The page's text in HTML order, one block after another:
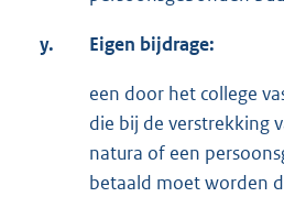
y. Eigen bijdrage:
een door het college
die bij de verstrekking
natura of een
betaald moet worden